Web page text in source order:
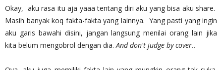
Okay, aku rasa itu aja yaaa tentang diri aku yang bisa aku share.
Masih banyak koq fakta-fakta yang lainnya. Yang pasti yang ingin
aku garis bawahi disini, jangan langsung menilai orang lain jika
kita belum mengobrol dengan dia. And don't judge by cover..